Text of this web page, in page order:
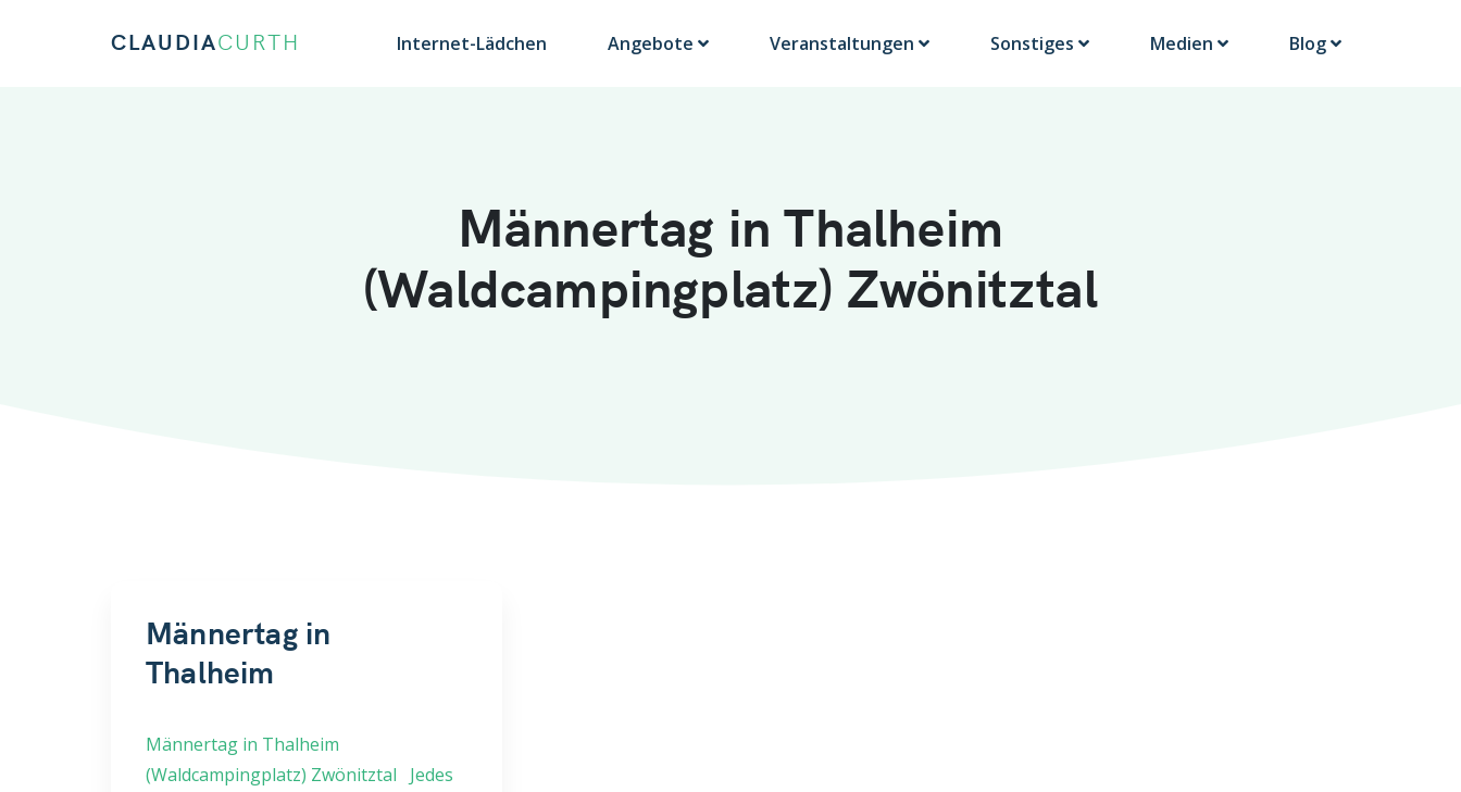
CLAUDIACURTH Internet-Lädchen Angebote Veranstaltungen Sonstiges Medien Blog
Männertag in Thalheim
(Waldcampingplatz) Zwönitztal
Männertag in
Thalheim
Zwönitztal
Männertag in Thalheim
(Waldcampingplatz) Zwönitztal Jedes